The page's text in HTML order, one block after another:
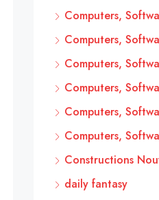
Computers,
Computers,
Computers,
Computers,
Computers,
Computers,
Constructions
daily fantasy